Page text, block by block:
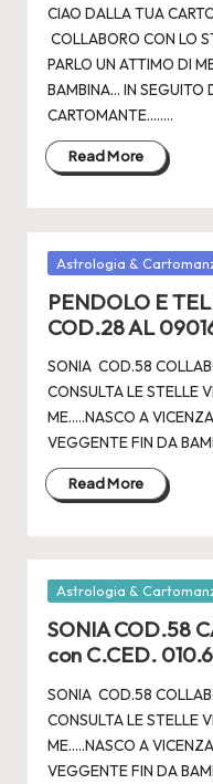
CIAO DALLA TUA
COLLABORO CON LO
PARLO UN ATTIMO DI
BAMBINA... IN SEGUITO
CARTOMANTE.....…
Read More
Posted
Astrologia &
PENDOLO E
COD.28 AL
SONIA COD.58
CONSULTA LE STELLE
ME.....NASCO A
VEGGENTE FIN DA
Read More
Posted
Astrologia &
SONIA COD.58
con C.CED.
SONIA COD.58
CONSULTA LE STELLE
ME.....NASCO A
VEGGENTE FIN DA